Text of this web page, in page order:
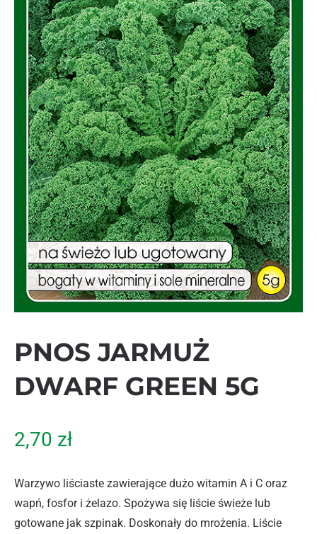
PNOS JARMUŻ
DWARF GREEN 5G
2,70 zł
Warzywo liściaste zawierające dużo witamin A i C oraz
wapń, fosfor i żelazo. Spożywa się liście świeże lub
gotowane jak szpinak. Doskonały do mrożenia. Liście